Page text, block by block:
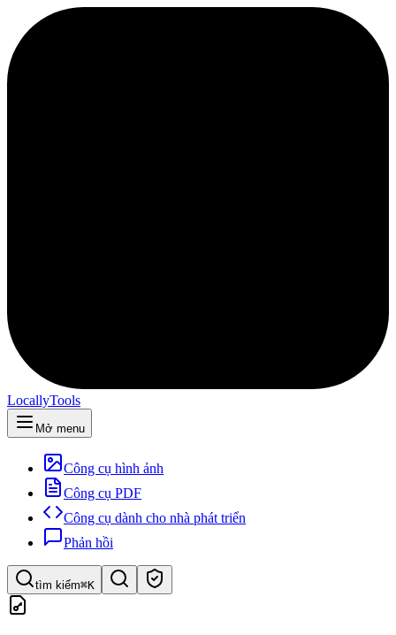
LocallyTools
Mở menu
Công cụ hình ảnh
Công cụ PDF
Công cụ dành cho nhà phát triển
Phản hồi
tìm kiếm⌘K
Tìm công cụ